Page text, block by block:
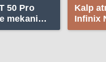
50 Pro
mekanik
Kalp
Infinix